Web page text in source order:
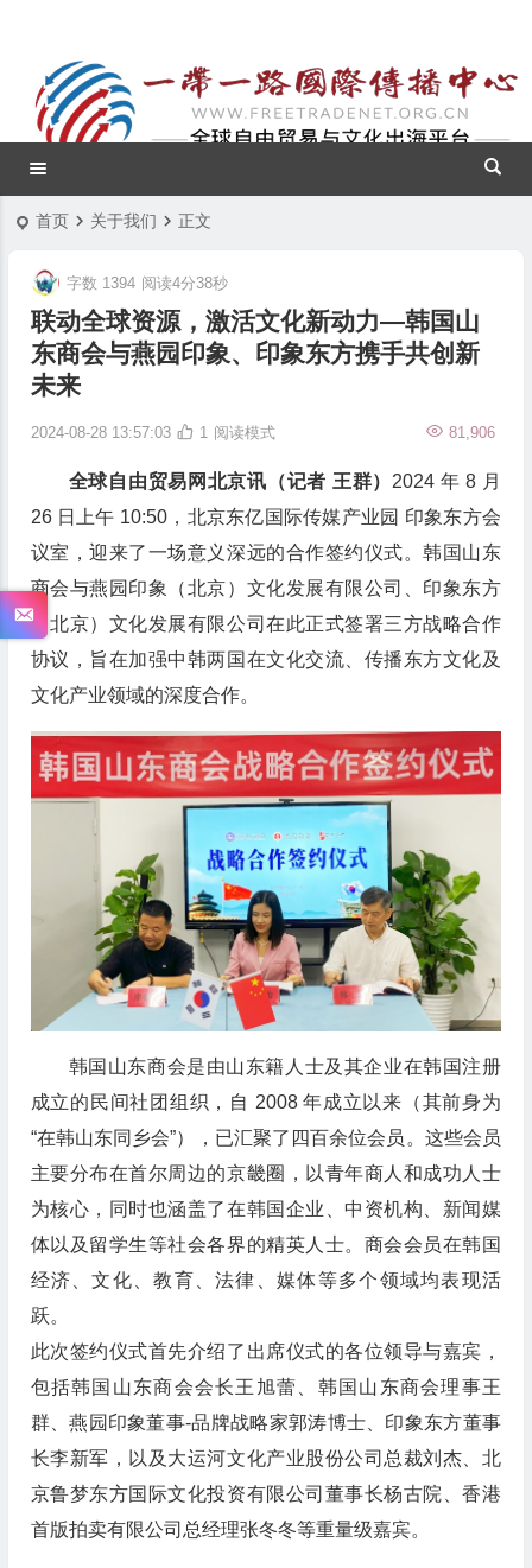
首页 关于我们 正文
联动全球资源，激活文化新动力—韩国山
东商会与燕园印象、印象东方携手共创新
未来
2024-08-28 13:57:03 81,906
1
字数 1394 阅读4分38秒
阅读模式
全球自由贸易网北京讯（记者 王群） 2024 年 8 月
26 日上午 10:50，北京东亿国际传媒产业园 印象东方会
议室，迎来了一场意义深远的合作签约仪式。韩国山东
商会与燕园印象（北京）文化发展有限公司、印象东方
（北京）文化发展有限公司在此正式签署三方战略合作
协议，旨在加强中韩两国在文化交流、传播东方文化及
文化产业领域的深度合作。
韩国山东商会是由山东籍人士及其企业在韩国注册
成立的民间社团组织，自 2008 年成立以来（其前身为
“在韩山东同乡会”），已汇聚了四百余位会员。这些会员
主要分布在首尔周边的京畿圈，以青年商人和成功人士
为核心，同时也涵盖了在韩国企业、中资机构、新闻媒
体以及留学生等社会各界的精英人士。商会会员在韩国
经济、文化、教育、法律、媒体等多个领域均表现活
跃。
此次签约仪式首先介绍了出席仪式的各位领导与嘉宾，
包括韩国山东商会会长王旭蕾、韩国山东商会理事王
群、燕园印象董事-品牌战略家郭涛博士、印象东方董事
长李新军，以及大运河文化产业股份公司总裁刘杰、北
京鲁梦东方国际文化投资有限公司董事长杨古院、香港
首版拍卖有限公司总经理张冬冬等重量级嘉宾。